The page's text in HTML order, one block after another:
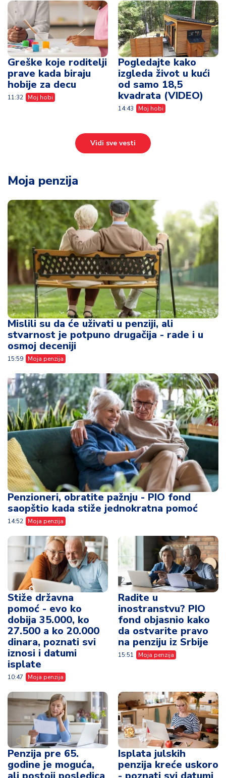
Greške koje roditelji
prave kada biraju
hobije za decu
11:32 Moj hobi
Pogledajte kako
izgleda život u kući
od samo 18,5
kvadrata (VIDEO)
14:43 Moj hobi
Vidi sve vesti
Moja penzija
Mislili su da će uživati u penziji, ali
stvarnost je potpuno drugačija - rade i u
osmoj deceniji
15:59 Moja penzija
Penzioneri, obratite pažnju - PIO fond
saopštio kada stiže jednokratna pomoć
14:52 Moja penzija
Stiže državna
pomoć - evo ko
dobija 35.000, ko
27.500 a ko 20.000
dinara, poznati svi
iznosi i datumi
isplate
10:47 Moja penzija
Radite u
inostranstvu? PIO
fond objasnio kako
da ostvarite pravo
na penziju iz Srbije
15:51 Moja penzija
Penzija pre 65.
godine je moguća,
Isplata julskih
penzija kreće uskoro